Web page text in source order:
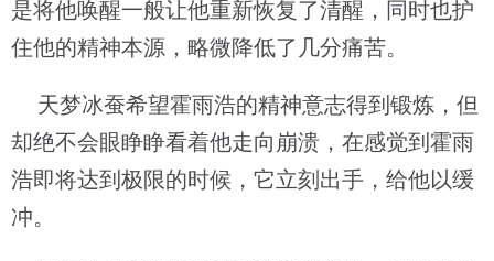
是将他唤醒一般让他重新恢复了清醒，同时也护
住他的精神本源，略微降低了几分痛苦。
天梦冰蚕希望霍雨浩的精神意志得到锻炼，但
却绝不会眼睁睁看着他走向崩溃，在感觉到霍雨
浩即将达到极限的时候，它立刻出手，给他以缓
冲。